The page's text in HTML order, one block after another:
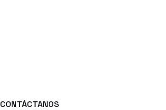
CONTÁCTANOS